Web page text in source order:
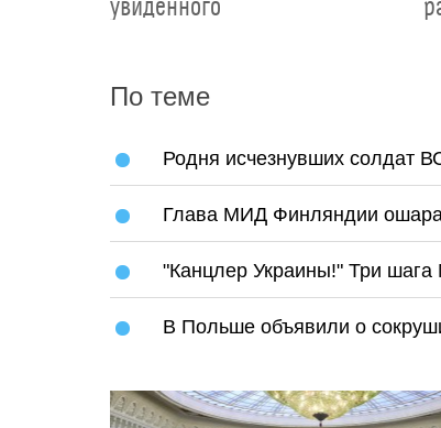
увиденного
По теме
Родня исчезнувших солдат
Глава МИД Финляндии
"Канцлер Украины!" Три
В Польше объявили о